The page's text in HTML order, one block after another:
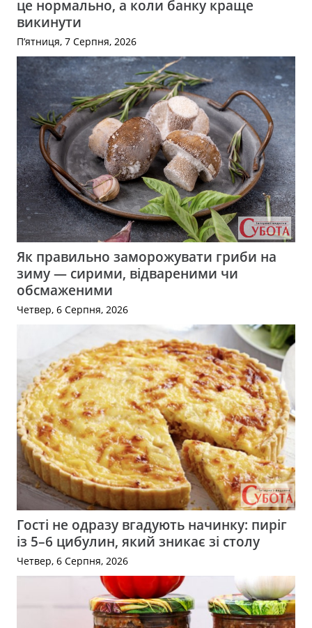
це нормально, а коли банку краще
викинути
П’ятниця, 7 Серпня, 2026
Як правильно заморожувати гриби на
зиму — сирими, відвареними чи
обсмаженими
Четвер, 6 Серпня, 2026
Гості не одразу вгадують начинку: пиріг
із 5–6 цибулин, який зникає зі столу
Четвер, 6 Серпня, 2026